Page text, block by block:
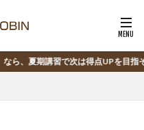
、夏期講習で次は得点UPを目指そ